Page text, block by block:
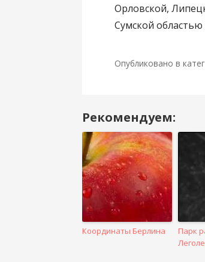
Орловской,
Сумской
Опубликовано в
Навигация
в
посте
Рекомендуем:
Координаты Берлина
Парк